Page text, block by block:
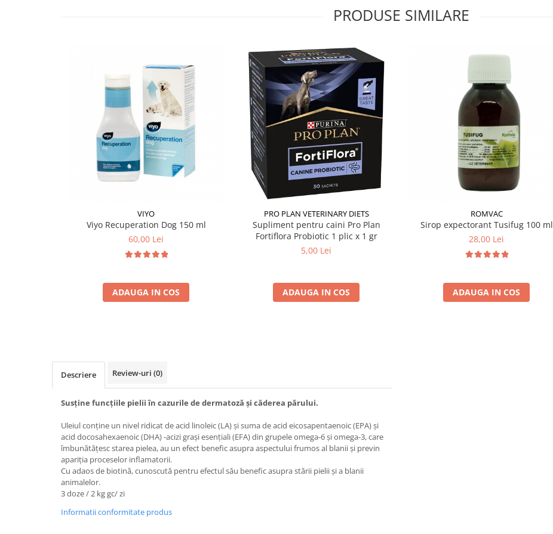
PRODUSE SIMILARE
VIYO
Viyo Recuperation Dog 150 ml
60,00 Lei
ADAUGA IN COS
PRO PLAN VETERINARY DIETS
Supliment pentru caini Pro Plan
Fortiflora Probiotic 1 plic x 1 gr
5,00 Lei
ADAUGA IN COS
ROMVAC
Sirop expectorant Tusifug 100 ml
28,00 Lei
ADAUGA IN COS
Descriere Review-uri (0)
Susține funcțiile pielii în cazurile de dermatoză și căderea părului.
Uleiul conține un nivel ridicat de acid linoleic (LA) și suma de acid eicosapentaenoic (EPA) și
acid docosahexaenoic (DHA) -acizi grași esențiali (EFA) din grupele omega-6 și omega-3, care
îmbunătățesc starea pielea, au un efect benefic asupra aspectului frumos al blanii și previn
apariția proceselor inflamatorii.
Cu adaos de biotină, cunoscută pentru efectul său benefic asupra stării pielii și a blanii
animalelor.
3 doze / 2 kg gc/ zi
Informatii conformitate produs